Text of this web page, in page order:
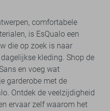
comfortabele
is EsQualo een
die op zoek is naar
kleding. Shop de
en voeg wat
garderobe met de
Ontdek de veelzijdigheid
ervaar zelf waarom het